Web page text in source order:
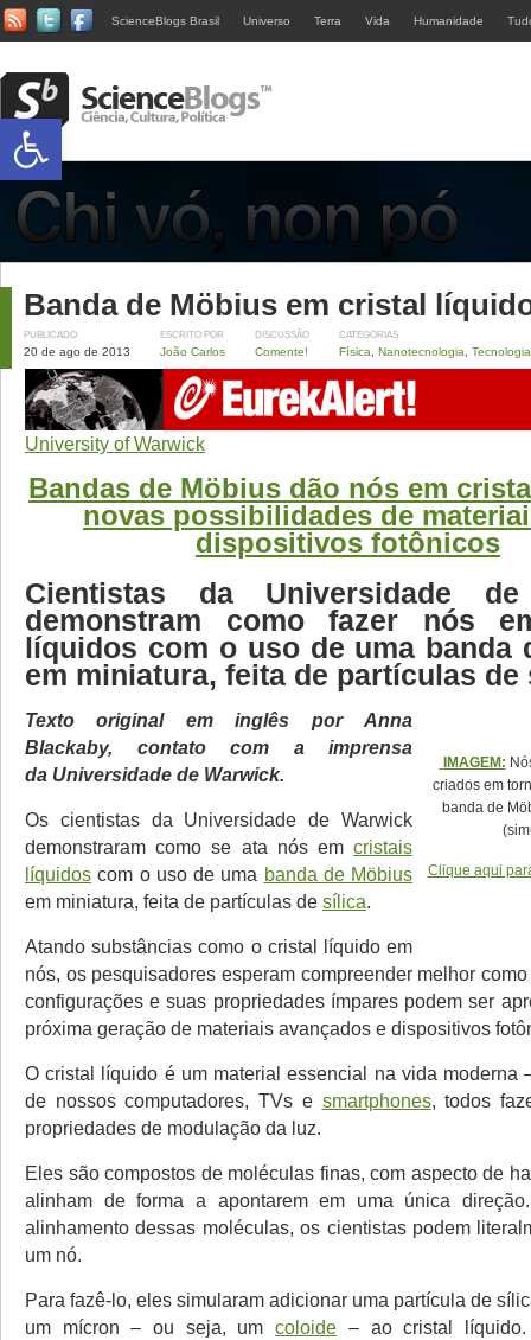
ScienceBlogs Brasil Universo Terra Vida Humanidade
Banda de Möbius em cristal
PUBLICADO
20 de ago de 2013
ESCRITO POR
João Carlos
DISCUSSÃO
Comente!
CATEGORIAS
Física Nanotecnologia Tecnologia
University of Warwick
Bandas de Möbius dão nós em
novas possibilidades de
dispositivos fotônicos
Cientistas da Universidade de
demonstram como fazer nós
líquidos com o uso de uma banda
em miniatura, feita de partículas de
IMAGEM:
criados em
banda de
Clique aqui
Texto original em inglês por Anna
Blackaby, contato com a imprensa
da Universidade de Warwick.
Os cientistas da Universidade de Warwick
demonstraram como se ata nós em cristais
líquidos com o uso de uma banda de Möbius
em miniatura, feita de partículas de sílica.
Atando substâncias como o cristal líquidoem
nós, os pesquisadores esperam compreender melhor
configurações e suas propriedades ímpares podem ser
próxima geração de materiais avançados e dispositivos
O cristal líquido é um material essencial na vida moderna
de nossos computadores, TVs e smartphones, todos
propriedades de modulação da luz.
Eles são compostos de moléculas finas, com aspecto de
alinham de forma a apontarem em uma única
alinhamento dessas moléculas, os cientistas podem
um nó.
Para fazê-lo, eles simularam adicionar uma partícula de
um mícron – ou seja, umcoloide – ao cristal
Abrir a barra de ferramentas